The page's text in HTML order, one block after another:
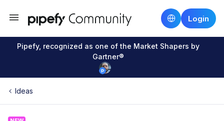
Login
Pipefy, recognized as one of the Market Shapers by
Gartner®
Ideas